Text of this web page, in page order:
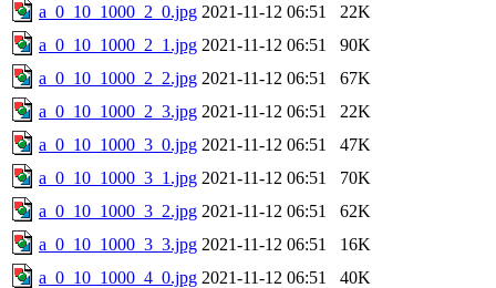
a_0_10_1000_2_0.jpg 2021-11-12 06:51
22K
a_0_10_1000_2_1.jpg 2021-11-12 06:51
90K
a_0_10_1000_2_2.jpg 2021-11-12 06:51
67K
a_0_10_1000_2_3.jpg 2021-11-12 06:51
22K
a_0_10_1000_3_0.jpg 2021-11-12 06:51
47K
a_0_10_1000_3_1.jpg 2021-11-12 06:51
70K
a_0_10_1000_3_2.jpg 2021-11-12 06:51
62K
a_0_10_1000_3_3.jpg 2021-11-12 06:51
16K
a_0_10_1000_4_0.jpg 2021-11-12 06:51
40K